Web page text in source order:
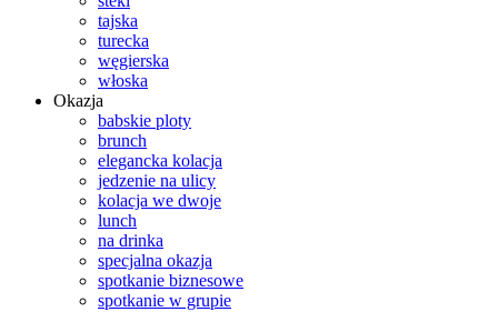
tajska
turecka
węgierska
włoska
Okazja
babskie ploty
brunch
elegancka kolacja
jedzenie na ulicy
kolacja we dwoje
lunch
na drinka
specjalna okazja
spotkanie biznesowe
spotkanie w grupie